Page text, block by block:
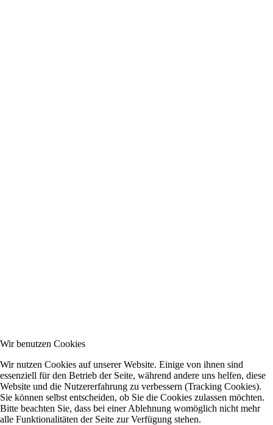
Wir benutzen Cookies
Wir nutzen Cookies auf unserer Website. Einige von ihnen sind
essenziell für den Betrieb der Seite, während andere uns helfen, diese
Website und die Nutzererfahrung zu verbessern (Tracking Cookies).
Sie können selbst entscheiden, ob Sie die Cookies zulassen möchten.
Bitte beachten Sie, dass bei einer Ablehnung womöglich nicht mehr
alle Funktionalitäten der Seite zur Verfügung stehen.